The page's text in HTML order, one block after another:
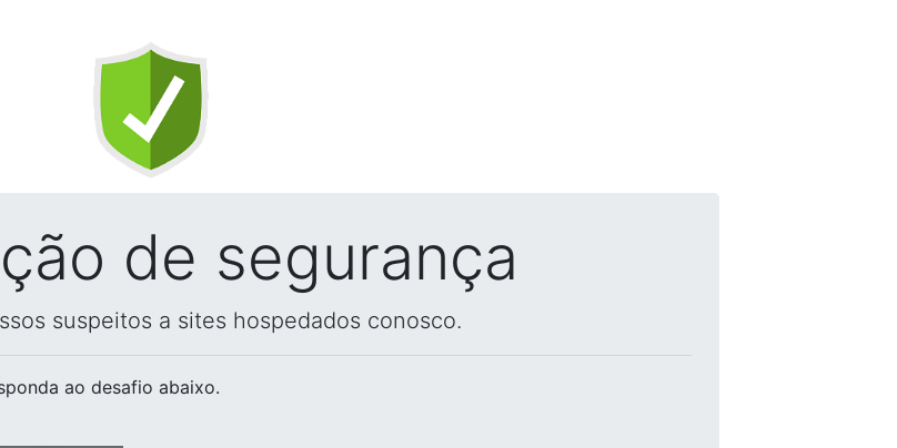
de segurança
suspeitos a sites hospedados conosco.
ao desafio abaixo.